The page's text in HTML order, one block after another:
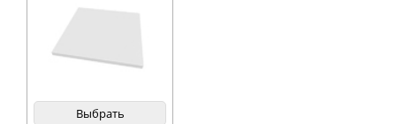
Выбрать